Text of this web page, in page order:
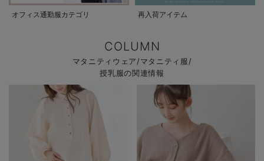
オフィス通勤服カテゴリ 再入荷アイテム
COLUMN
マタニティウェア/マタニティ服/
授乳服の関連情報